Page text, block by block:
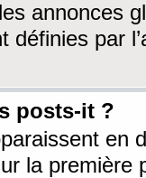
annonces
définies par
posts-it ?
en
la première